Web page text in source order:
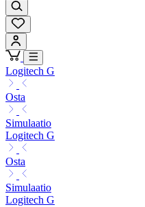
Logitech G
Osta
Simulaatio
Logitech G
Osta
Simulaatio
Logitech G